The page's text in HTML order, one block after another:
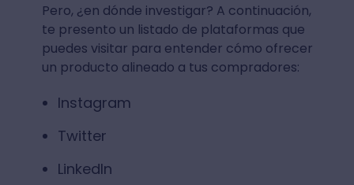
Pero, ¿en dónde investigar? A continuación,
te presento un listado de plataformas que
puedes visitar para entender cómo ofrecer
un producto alineado a tus compradores:
Instagram
Twitter
LinkedIn